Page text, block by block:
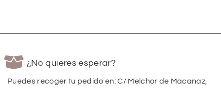
¿No quieres esperar?
Puedes recoger tu pedido en: C/ Melchor de Macanaz,